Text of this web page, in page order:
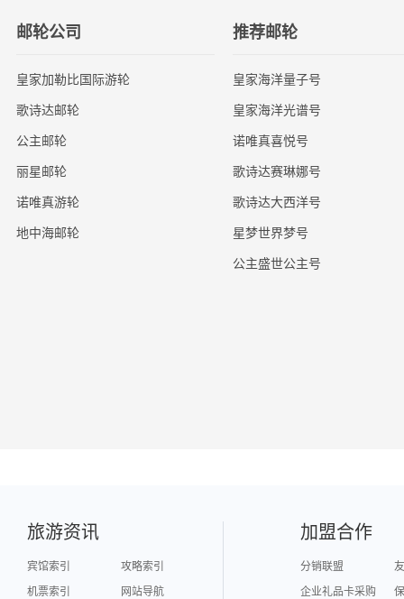
邮轮公司
皇家加勒比国际游轮
歌诗达邮轮
公主邮轮
丽星邮轮
诺唯真游轮
地中海邮轮
推荐邮轮
皇家海洋量子号
皇家海洋光谱号
诺唯真喜悦号
歌诗达赛琳娜号
歌诗达大西洋号
星梦世界梦号
公主盛世公主号
旅游资讯
宾馆索引
攻略索引
机票索引
网站导航
加盟合作
分销联盟
企业礼品卡采购